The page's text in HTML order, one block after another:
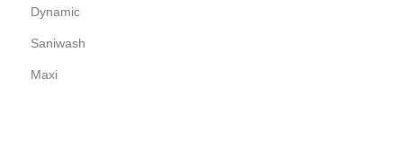
Dynamic
Saniwash
Maxi